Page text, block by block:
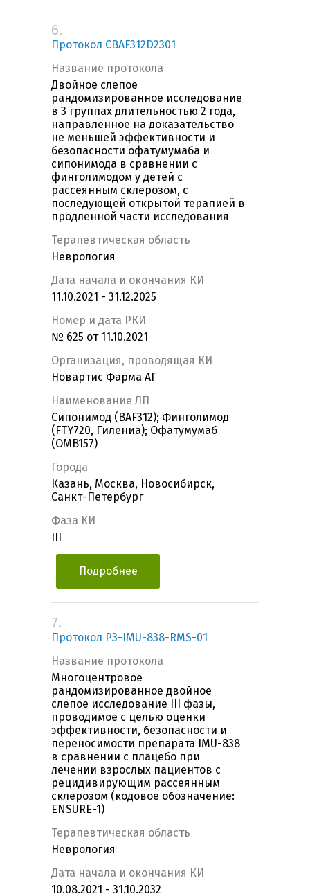
6.
Протокол CBAF312D2301
Название протокола
Двойное слепое
рандомизированное исследование
в 3 группах длительностью 2 года,
направленное на доказательство
не меньшей эффективности и
безопасности офатумумаба и
сипонимода в сравнении с
финголимодом у детей с
рассеянным склерозом, с
последующей открытой терапией в
продленной части исследования
Терапевтическая область
Неврология
Дата начала и окончания КИ
11.10.2021 - 31.12.2025
Номер и дата РКИ
№ 625 от 11.10.2021
Организация, проводящая КИ
Новартис Фарма АГ
Наименование ЛП
Сипонимод (BAF312); Финголимод
(FTY720, Гилениа); Офатумумаб
(OMB157)
Города
Казань, Москва, Новосибирск,
Санкт-Петербург
Фаза КИ
Подробнее
7.
Протокол P3-IMU-838-RMS-01
Название протокола
Многоцентровое
рандомизированное двойное
слепое исследование III фазы,
проводимое с целью оценки
эффективности, безопасности и
переносимости препарата IMU-838
в сравнении с плацебо при
лечении взрослых пациентов с
рецидивирующим рассеянным
склерозом (кодовое обозначение:
ENSURE-1)
Терапевтическая область
Неврология
Дата начала и окончания КИ
10.08.2021 - 31.10.2032